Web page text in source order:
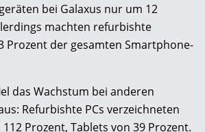
bei Galaxus nur um 12
machten refurbishte
Prozent der gesamten Smartphone-
das Wachstum bei anderen
Refurbishte PCs verzeichneten
Prozent, Tablets von 39 Prozent.